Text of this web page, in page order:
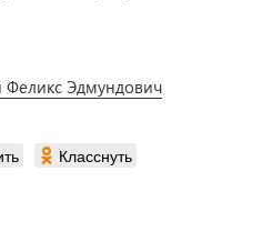
Эдмундович
Класснуть